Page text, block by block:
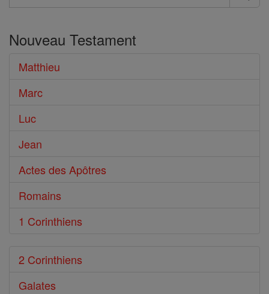
Rechercher
le
Bible
Nouveau Testament
Matthieu
Marc
Luc
Jean
Actes des Apôtres
Romains
1 Corinthiens
2 Corinthiens
Galates